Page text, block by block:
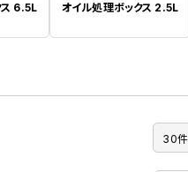
ス 6.5L オイル処理ボックス 2.5L